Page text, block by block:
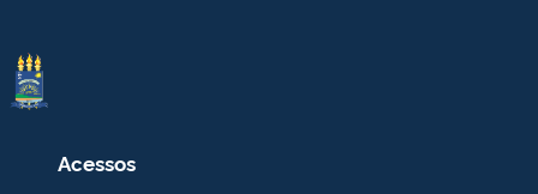
Acessos